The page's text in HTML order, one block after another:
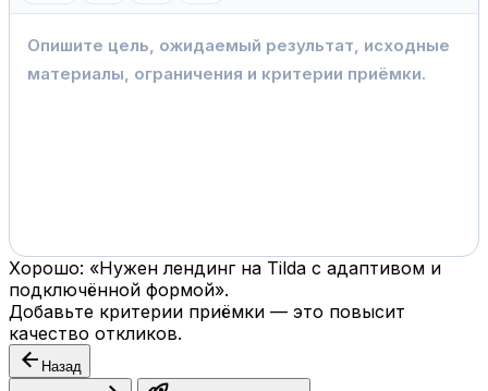
Хорошо: «Нужен лендинг на Tilda с адаптивом и
подключённой формой».
Добавьте критерии приёмки — это повысит
качество откликов.
arrow_back Назад